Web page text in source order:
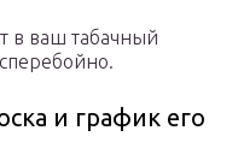
в ваш табачный
и график его